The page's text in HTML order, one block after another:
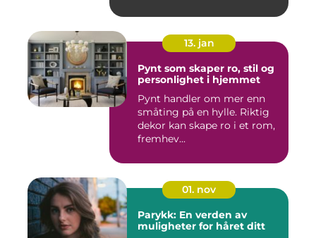
13. jan
Pynt som skaper ro, stil og
personlighet i hjemmet
Pynt handler om mer enn
småting på en hylle. Riktig
dekor kan skape ro i et rom,
fremhev...
01. nov
Parykk: En verden av
muligheter for håret ditt